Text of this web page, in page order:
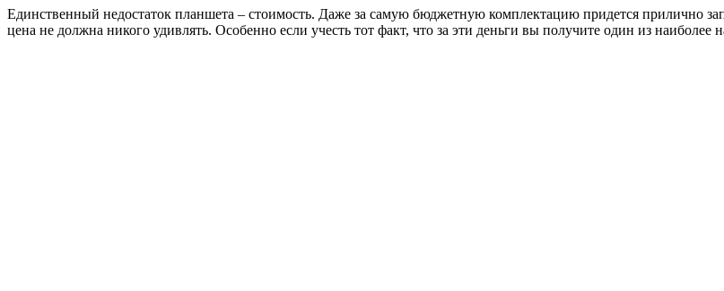
Единственный недостаток планшета – стоимость. Даже за самую бюджетную комплектацию придется прилично
цена не должна никого удивлять. Особенно если учесть тот факт, что за эти деньги вы получите один из